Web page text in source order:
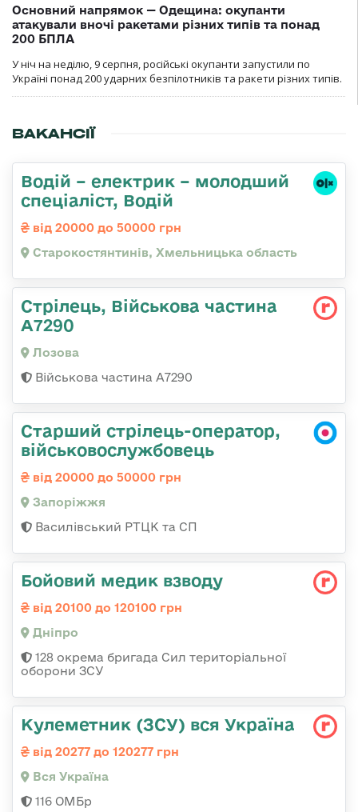
Основний напрямок — Одещина: окупанти
атакували вночі ракетами різних типів та понад
200 БПЛА
У ніч на неділю, 9 серпня, російські окупанти запустили по
Україні понад 200 ударних безпілотників та ракети різних типів.
ВАКАНСІЇ
Водій – електрик – молодший
спеціаліст, Водій
від 20000 до 50000 грн
Старокостянтинів, Хмельницька область
Стрілець, Військова частина
А7290
Лозова
Військова частина А7290
Старший стрілець-оператор,
військовослужбовець
від 20000 до 50000 грн
Запоріжжя
Василівський РТЦК та СП
Бойовий медик взводу
від 20100 до 120100 грн
Дніпро
128 окрема бригада Сил територіальної
оборони ЗСУ
Кулеметник (ЗСУ) вся Україна
від 20277 до 120277 грн
Вся Україна
116 ОМБр